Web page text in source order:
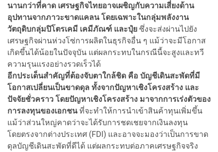
นานกว่าที่คาด เศรษฐกิจไทยอาจเผชิญกับความเสี่ยงด้าน
อุปทานจากภาวะขาดแคลน โดยเฉพาะในกลุ่มพลังงาน
วัตถุดิบกลุ่มปิโตรเคมี เคมีภัณฑ์ และปุ๋ย ซึ่งจะส่งผ่านไปยัง
เศรษฐกิจผ่านห่วงโซ่การผลิตในธุรกิจอื่น ๆ แม้ว่าจะมีโอกาส
เกิดขึ้นได้น้อยในปัจจุบัน แต่ผลกระทบในกรณีนี้จะสูงและทวี
ความรุนแรงอย่างรวดเร็วได้
อีกประเด็นสำคัญที่ต้องจับตาใกล้ชิด คือ บัญชีเดินสะพัดที่มี
โอกาสเปลี่ยนเป็นขาดดุล ทั้งจากปัญหาเชิงโครงสร้าง และ
ปัจจัยชั่วคราว โดยปัญหาเชิงโครงสร้าง มาจากการเร่งตัวของ
การลงทุนของเอกชนที่จะทำให้การนำเข้าสินค้าทุนเพิ่มขึ้น
แม้ว่าส่วนใหญ่คาดว่าจะได้รับการชดเชยจากเงินลงทุน
โดยตรงจากต่างประเทศ (FDI) และอาจจะมองว่าเป็นการขาด
ดุลบัญชีเดินสะพัดที่ดีได้ แต่ผลกระทบต่อภาคเศรษฐกิจจริง